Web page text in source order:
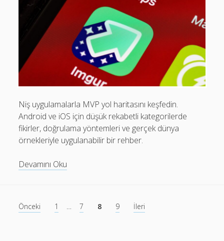
Rehberi
Niş uygulamalarla MVP yol haritasını keşfedin.
Android ve iOS için düşük rekabetli kategorilerde
fikirler, doğrulama yöntemleri ve gerçek dünya
örnekleriyle uygulanabilir bir rehber.
Devamını Oku
Haritası:
Yazı
sayfalaması
Önceki 1 7 8 9 İleri